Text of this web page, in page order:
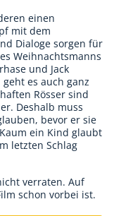
einen
mit dem
Dialoge sorgen für
Weihnachtsmanns
und Jack
es auch ganz
Rösser sind
Deshalb muss
bevor er sie
ein Kind glaubt
letzten Schlag
verraten. Auf
schon vorbei ist.